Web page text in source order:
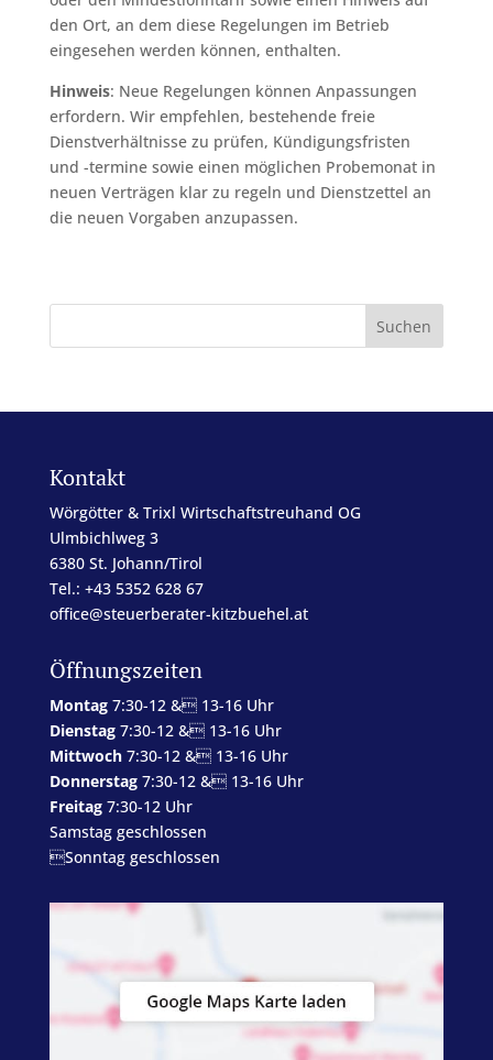
den Ort, an dem diese Regelungen im Betrieb
eingesehen werden können, enthalten.
Hinweis: Neue Regelungen können Anpassungen
erfordern. Wir empfehlen, bestehende freie
Dienstverhältnisse zu prüfen, Kündigungsfristen
und -termine sowie einen möglichen Probemonat in
neuen Verträgen klar zu regeln und Dienstzettel an
die neuen Vorgaben anzupassen.
Kontakt
Wörgötter & Trixl Wirtschaftstreuhand OG
Ulmbichlweg 3
6380 St. Johann/Tirol
Tel.: +43 5352 628 67
office@steuerberater-kitzbuehel.at
Öffnungszeiten
Montag7:30-12 & 13-16 Uhr
Dienstag7:30-12 & 13-16 Uhr
Mittwoch7:30-12 & 13-16 Uhr
Donnerstag7:30-12 & 13-16 Uhr
Freitag7:30-12 Uhr
Samstag geschlossen
Sonntag geschlossen